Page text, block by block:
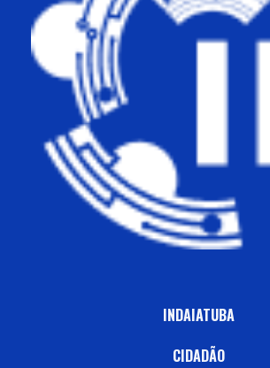
INDAIATUBA
CIDADÃO